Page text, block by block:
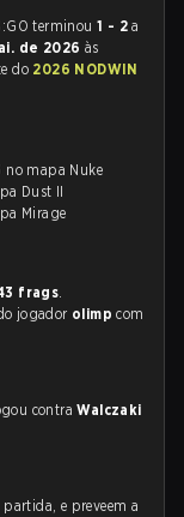
terminou1 - 2 a
de 2026 às
do 2026 NODWIN
no mapa Nuke
Dust II
Mirage
frags.
jogador olimp com
contraWalczaki
e preveem a